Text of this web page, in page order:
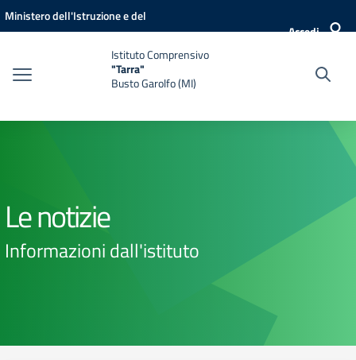
Vai ai contenuti
Vai al menu di navigazione
Vai al footer
Ministero dell'Istruzione e del
Accedi
Istituto Comprensivo
"Tarra"
Busto Garolfo (MI)
Le notizie
Informazioni dall'istituto